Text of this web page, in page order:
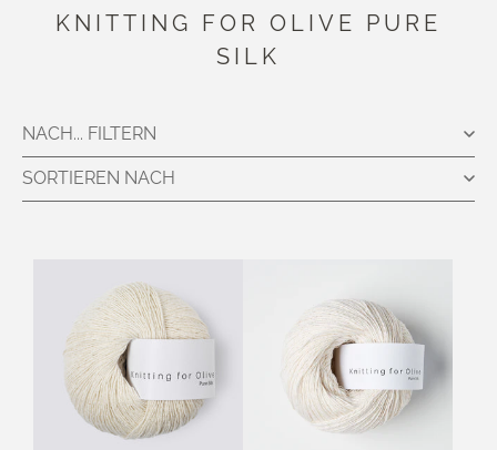
KNITTING FOR OLIVE PURE
SILK
SORTIEREN NACH
NACH... FILTERN